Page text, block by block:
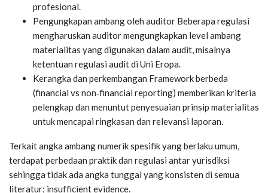
profesional.
Pengungkapan ambang oleh auditor Beberapa regulasi
mengharuskan auditor mengungkapkan level ambang
materialitas yang digunakan dalam audit, misalnya
ketentuan regulasi audit di Uni Eropa.
Kerangka dan perkembangan Framework berbeda
(financial vs non‑financial reporting) memberikan kriteria
pelengkap dan menuntut penyesuaian prinsip materialitas
untuk mencapai ringkasan dan relevansi laporan.
Terkait angka ambang numerik spesifik yang berlaku umum,
terdapat perbedaan praktik dan regulasi antar yurisdiksi
sehingga tidak ada angka tunggal yang konsisten di semua
literatur; insufficient evidence.